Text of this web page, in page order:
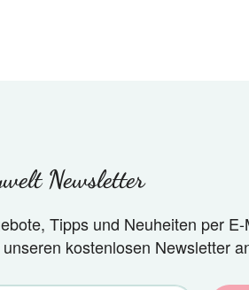
Newsletter
Tipps und Neuheiten per E-
kostenlosen Newsletter